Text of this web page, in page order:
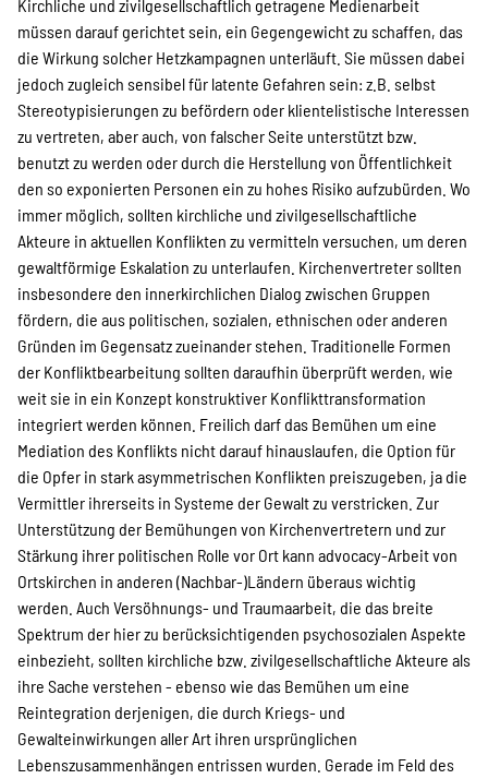
Kirchliche und zivilgesellschaftlich getragene Medienarbeit
müssen darauf gerichtet sein, ein Gegengewicht zu schaffen, das
die Wirkung solcher Hetzkampagnen unterläuft. Sie müssen dabei
jedoch zugleich sensibel für latente Gefahren sein: z.B. selbst
Stereotypisierungen zu befördern oder klientelistische Interessen
zu vertreten, aber auch, von falscher Seite unterstützt bzw.
benutzt zu werden oder durch die Herstellung von Öffentlichkeit
den so exponierten Personen ein zu hohes Risiko aufzubürden. Wo
immer möglich, sollten kirchliche und zivilgesellschaftliche
Akteure in aktuellen Konflikten zu vermitteln versuchen, um deren
gewaltförmige Eskalation zu unterlaufen. Kirchenvertreter sollten
insbesondere den innerkirchlichen Dialog zwischen Gruppen
fördern, die aus politischen, sozialen, ethnischen oder anderen
Gründen im Gegensatz zueinander stehen. Traditionelle Formen
der Konfliktbearbeitung sollten daraufhin überprüft werden, wie
weit sie in ein Konzept konstruktiver Konflikttransformation
integriert werden können. Freilich darf das Bemühen um eine
Mediation des Konflikts nicht darauf hinauslaufen, die Option für
die Opfer in stark asymmetrischen Konflikten preiszugeben, ja die
Vermittler ihrerseits in Systeme der Gewalt zu verstricken. Zur
Unterstützung der Bemühungen von Kirchenvertretern und zur
Stärkung ihrer politischen Rolle vor Ort kann advocacy-Arbeit von
Ortskirchen in anderen (Nachbar-)Ländern überaus wichtig
werden. Auch Versöhnungs- und Traumaarbeit, die das breite
Spektrum der hier zu berücksichtigenden psychosozialen Aspekte
einbezieht, sollten kirchliche bzw. zivilgesellschaftliche Akteure als
ihre Sache verstehen - ebenso wie das Bemühen um eine
Reintegration derjenigen, die durch Kriegs- und
Gewalteinwirkungen aller Art ihren ursprünglichen
Lebenszusammenhängen entrissen wurden. Gerade im Feld des